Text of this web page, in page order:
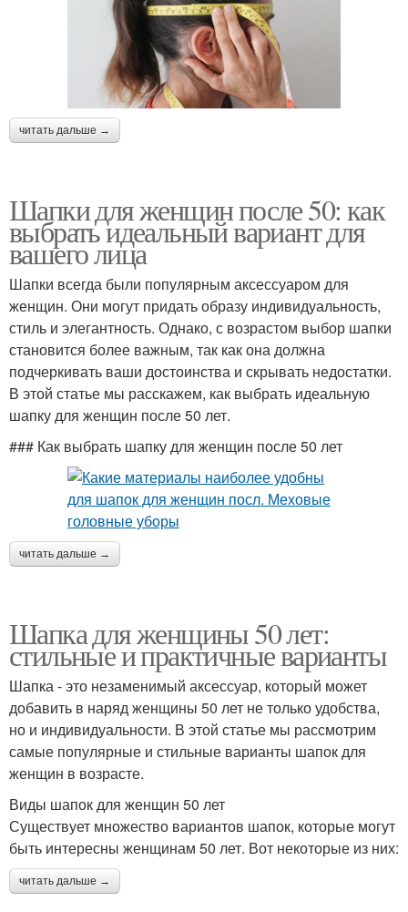
читать дальше →
Шапки для женщин после 50: как
выбрать идеальный вариант для
вашего лица
Шапки всегда были популярным аксессуаром для
женщин. Они могут придать образу индивидуальность,
стиль и элегантность. Однако, с возрастом выбор шапки
становится более важным, так как она должна
подчеркивать ваши достоинства и скрывать недостатки.
В этой статье мы расскажем, как выбрать идеальную
шапку для женщин после 50 лет.
### Как выбрать шапку для женщин после 50 лет
читать дальше →
Шапка для женщины 50 лет:
стильные и практичные варианты
Шапка - это незаменимый аксессуар, который может
добавить в наряд женщины 50 лет не только удобства,
но и индивидуальности. В этой статье мы рассмотрим
самые популярные и стильные варианты шапок для
женщин в возрасте.
Виды шапок для женщин 50 лет
Существует множество вариантов шапок, которые могут
быть интересны женщинам 50 лет. Вот некоторые из них:
читать дальше →